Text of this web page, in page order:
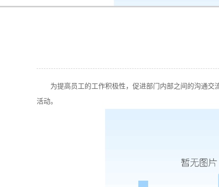
为提高员工的工作积极性，促进部门内部之间的沟通交
活动。